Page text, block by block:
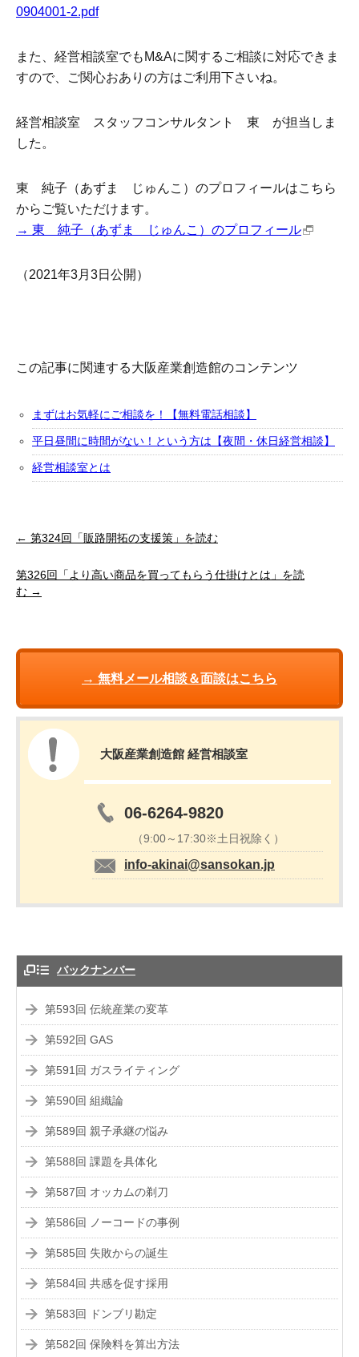
0904001-2.pdf
また、経営相談室でもM&Aに関するご相談に対応できま
すので、ご関心おありの方はご利用下さいね。
経営相談室 スタッフコンサルタント 東 が担当しま
した。
東 純子（あずま じゅんこ）のプロフィールはこちら
からご覧いただけます。
→ 東 純子（あずま じゅんこ）のプロフィール
（2021年3月3日公開）
この記事に関連する大阪産業創造館のコンテンツ
まずはお気軽にご相談を！【無料電話相談】
平日昼間に時間がない！という方は【夜間・休日経営相談】
経営相談室とは
← 第324回「販路開拓の支援策」を読む
第326回「より高い商品を買ってもらう仕掛けとは」を読
む →
→ 無料メール相談＆面談はこちら
大阪産業創造館 経営相談室
06-6264-9820
（9:00～17:30※土日祝除く）
info-akinai@sansokan.jp
バックナンバー
第593回 伝統産業の変革
第592回 GAS
第591回 ガスライティング
第590回 組織論
第589回 親子承継の悩み
第588回 課題を具体化
第587回 オッカムの剃刀
第586回 ノーコードの事例
第585回 失敗からの誕生
第584回 共感を促す採用
第583回 ドンブリ勘定
第582回 保険料を算出方法